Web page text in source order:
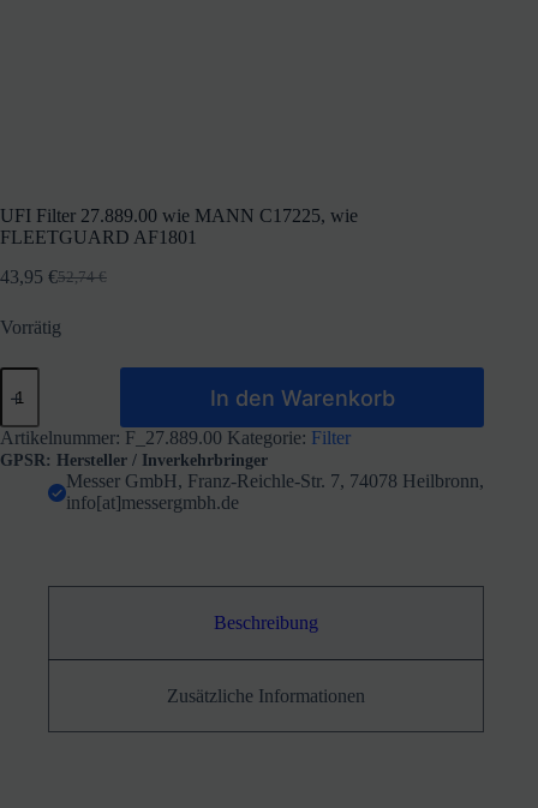
UFI Filter 27.889.00 wie MANN C17225, wie
FLEETGUARD AF1801
52,74€
Ursprünglicher
war:
43,95 €Aktueller
ist:
Vorrätig
UFI
Filter
wie
MANN
In den Warenkorb
Artikelnummer: F_27.889.00 Kategorie: Filter
GPSR: Hersteller / Inverkehrbringer
Messer GmbH, Franz-Reichle-Str. 7, 74078 Heilbronn,
info[at]messergmbh.de
Beschreibung
Zusätzliche Informationen